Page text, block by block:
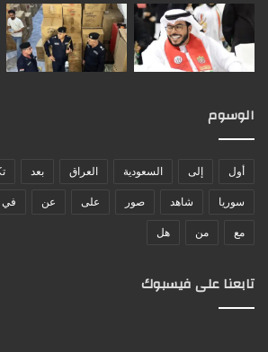
الوسوم
أول إلى السعودية العراق بعد
سوريا شاهد صور على عن في
مع من هل
تابعنا على فيسبوك